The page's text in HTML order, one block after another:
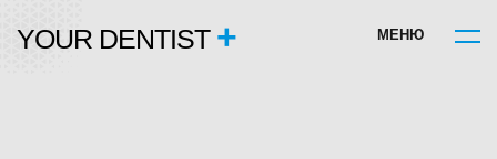
YOUR DENTIST + М ЕН Ю